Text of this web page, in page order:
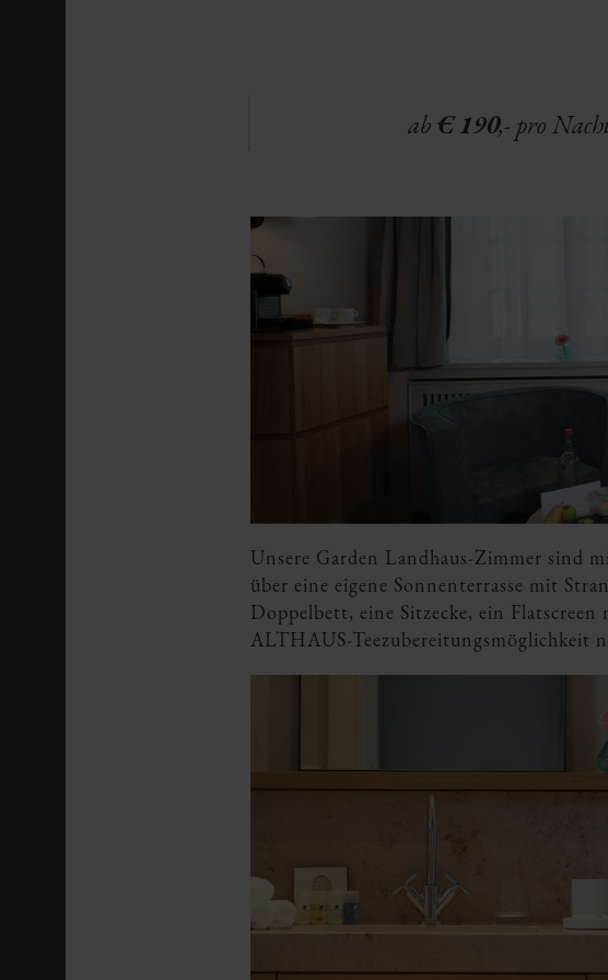
ab€ 190,- pro
Unsere Garden Landhaus-Zimmer sind
über eine eigene Sonnenterrasse mit
Doppelbett, eine Sitzecke, ein
ALTHAUS-Teezubereitungsmöglichkeit